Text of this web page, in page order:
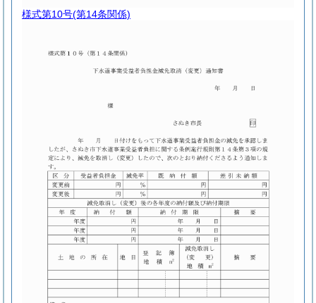
様式第10号(第14条関係)